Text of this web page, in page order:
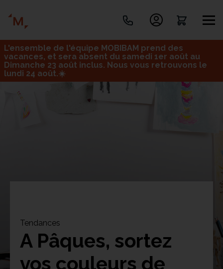
Créez votre projet de A à Z
Imaginez et concevez un meuble 100% unique.
L'ensemble de l'équipe MOBIBAM prend des
vacances, et sera absent du samedi 1er août au
Dimanche 23 août inclus. Nous vous retrouvons le
lundi 24 août.☀️
Tendances
A Pâques, sortez
vos couleurs de